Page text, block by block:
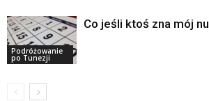
Podróżowanie
po Tunezji
Co jeśli ktoś zna mój